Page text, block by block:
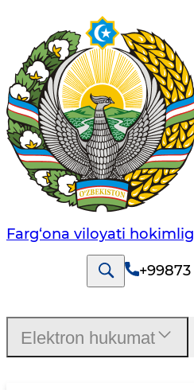
Farg‘оnа vilоyati
Elektron hukumat